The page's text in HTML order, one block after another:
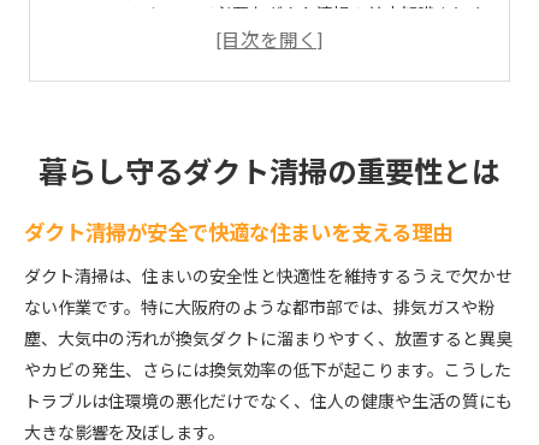
マンションで必要なダクト清掃の基本知識まとめ
ダクト清掃の必要性と法的義務のポイント解説
換気効率を高めるダクト清掃の重要な効果
大阪府で実践できる効果的なダクト清掃の流れ
空調ダクト清掃料金の目安と選び方ポイント
マンションでダクト清掃を成功させる実践手順
ダクト清掃の頻度と生活スタイル別のポイント
ダクト清掃が健康リスクを減らす理由解説
ダクト清掃でカビやアレルギー対策を徹底する
ホコリや油煙を除去するダクト清掃の健康効果
暮らし守るダクト清掃の重要性とは
ダクト清掃が安全で快適な住まいを支える理由
ダクト清掃は、住まいの安全性と快適性を維持するうえで欠かせ
ない作業です。特に大阪府のような都市部では、排気ガスや粉
塵、大気中の汚れが換気ダクトに溜まりやすく、放置すると異臭
やカビの発生、さらには換気効率の低下が起こります。こうした
トラブルは住環境の悪化だけでなく、住人の健康や生活の質にも
大きな影響を及ぼします。